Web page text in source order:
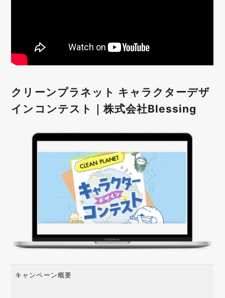
クリーンプラネット キャラクターデザ
インコンテスト｜株式会社Blessing
キャンペーン概要